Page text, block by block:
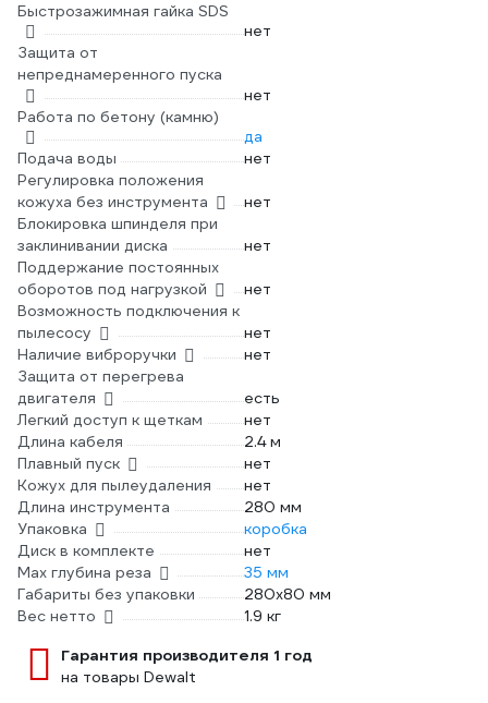
Быстрозажимная гайка SDS
нет
Защита от
непреднамеренного пуска
нет
Работа по бетону (камню)
да
Подача воды
нет
Регулировка положения
кожуха без инструмента
нет
Блокировка шпинделя при
заклинивании диска
нет
Поддержание постоянных
оборотов под нагрузкой
нет
Возможность подключения к
пылесосу
нет
Наличие виброручки
нет
Защита от перегрева
двигателя
есть
Легкий доступ к щеткам
нет
Длина кабеля
2.4 м
Плавный пуск
нет
Кожух для пылеудаления
нет
Длина инструмента
280 мм
Упаковка
коробка
Диск в комплекте
нет
Max глубина реза
35 мм
Габариты без упаковки
280х80 мм
Вес нетто
1.9 кг
Гарантия производителя 1 год
на товары Dewalt